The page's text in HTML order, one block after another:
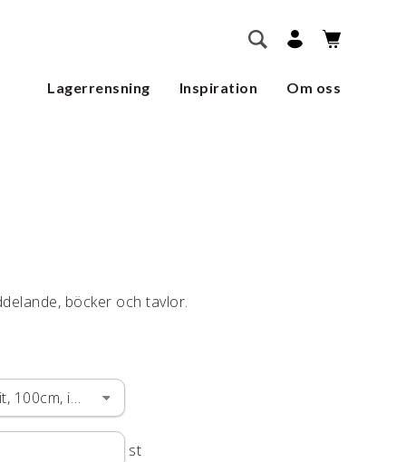
        SÖK
Lagerrensning Inspiration Om oss
böcker och tavlor.
st